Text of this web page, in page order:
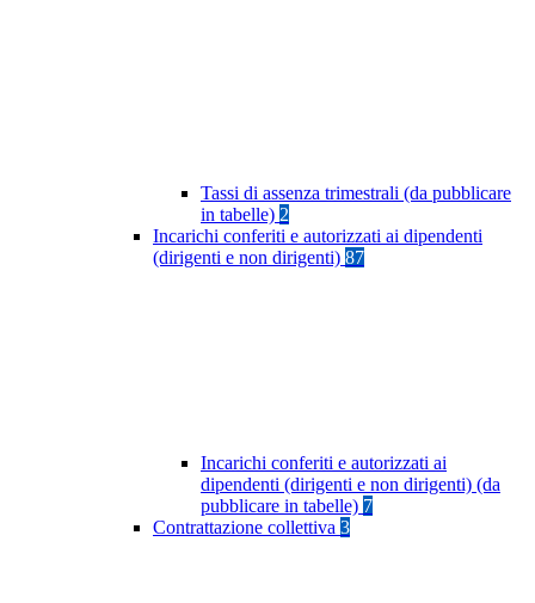
Tassi di assenza trimestrali (da pubblicare
in tabelle) 2
Incarichi conferiti e autorizzati ai dipendenti
(dirigenti e non dirigenti) 87
Incarichi conferiti e autorizzati ai
dipendenti (dirigenti e non dirigenti) (da
pubblicare in tabelle) 7
Contrattazione collettiva 3